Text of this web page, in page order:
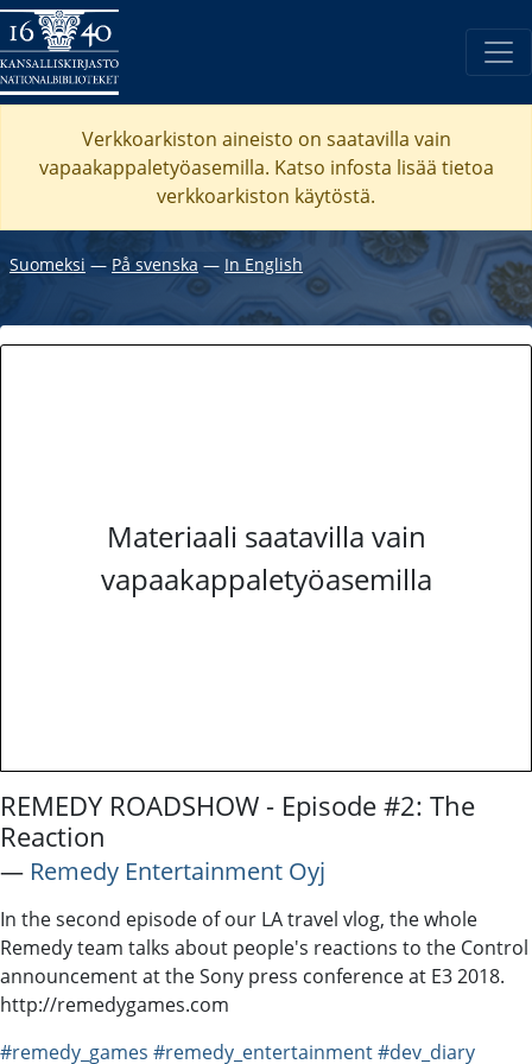
Verkkoarkiston aineisto on saatavilla vain
vapaakappaletyöasemilla. Katso infosta lisää tietoa
verkkoarkiston käytöstä.
Suomeksi ― På svenska ― In English
Materiaali saatavilla vain
vapaakappaletyöasemilla
REMEDY ROADSHOW - Episode #2: The
Reaction
― Remedy Entertainment Oyj
In the second episode of our LA travel vlog, the whole
Remedy team talks about people's reactions to the Control
announcement at the Sony press conference at E3 2018.
http://remedygames.com
#remedy_games #remedy_entertainment#dev_diary